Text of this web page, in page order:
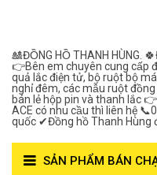
🎎ĐỒNG HỒ THANH HÙNG.
👉Bên em chuyên cung cấp
quả lắc điện tử, bộ ruột bộ
nghỉ đêm, các mẫu ruột
bán lẻ hộp pin và thanh lắc
ACE có nhu cầu thì liên hệ
quốc ✔Đồng hồ Thanh Hùng
SẢN PHẨM BÁN